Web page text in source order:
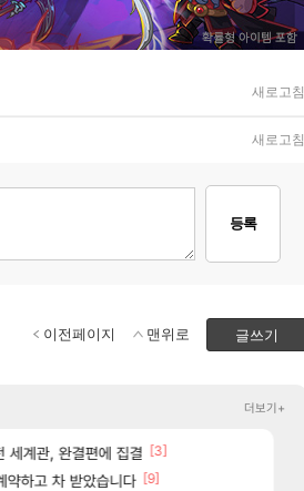
새로고침
새로고침
등록
글쓰기
이전페이지 맨위로
후 약 7개월 [13]
이 메이플 [150]
더보기+
세계관, 완결편에 집결
[3]
약하고 차 받았습니다 [9]